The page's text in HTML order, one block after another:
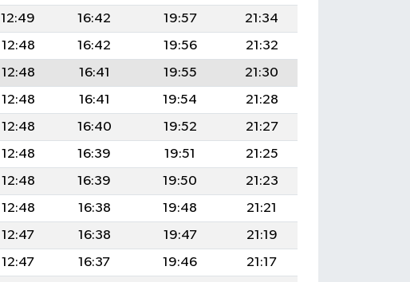
12:49 16:42 19:57
21:34
12:48 16:42 19:56
21:32
12:48 16:41 19:55
21:30
12:48 16:41 19:54
21:28
12:48 16:40 19:52
21:27
12:48 16:39 19:51
21:25
12:48 16:39 19:50
21:23
12:48 16:38 19:48
21:21
12:47 16:38 19:47
21:19
12:47 16:37 19:46
21:17